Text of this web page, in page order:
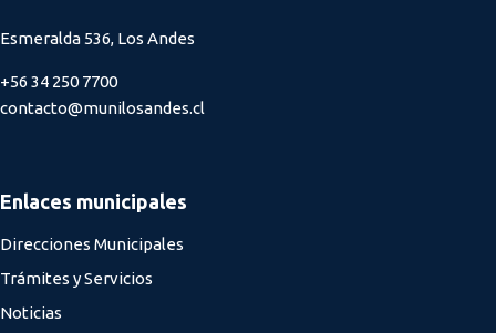
Esmeralda 536, Los Andes
+56 34 250 7700
contacto@munilosandes.cl
Enlaces municipales
Direcciones Municipales
Trámites y Servicios
Noticias